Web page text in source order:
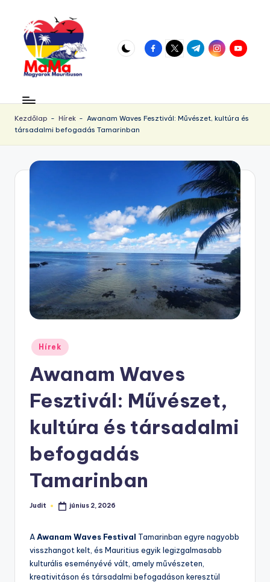
content
u
ri
ti
s.
az
örökös
napsütés!
facebook.com
twitter.com
t.me instagram.com
Kezdőlap - Hírek - Awanam Waves Fesztivál: Művészet, kultúra és
társadalmi befogadás Tamarinban
Posted
in
Hírek
Awanam Waves
Fesztivál: Művészet,
kultúra és társadalmi
befogadás
Tamarinban
Posted
Judit június 2, 2026
AAwanam Waves Festival Tamarinban egyre nagyobb
visszhangot kelt, és Mauritius egyik legizgalmasabb
kulturális eseményévé vált, amely művészeten,
kreativitáson és társadalmi befogadáson keresztül